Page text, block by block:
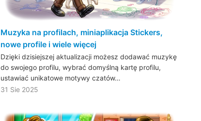
Muzyka na profilach, miniaplikacja Stickers,
nowe profile i wiele więcej
Dzięki dzisiejszej aktualizacji możesz dodawać muzykę
do swojego profilu, wybrać domyślną kartę profilu,
ustawiać unikatowe motywy czatów…
31 Sie 2025